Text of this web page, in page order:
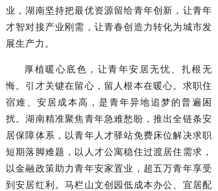
业，湖南坚持把最优资源留给青年创新，让青年
才智对接产业刚需，让青春创造力转化为城市发
展生产力。
厚植暖心底色，让青年安居无忧、扎根无
悔。引才关键在留心，留人根本在暖心。求职住
宿难、安居成本高，是青年异地追梦的普遍困
扰。湖南精准聚焦青年急难愁盼，推出全链条安
居保障体系，以青年人才驿站免费床位解决求职
短期落脚难题，以人才公寓稳住过渡居住需求，
以金融政策助力青年安家置业，超五万青年享受
到安居红利。马栏山文创园低成本办公、宜居配